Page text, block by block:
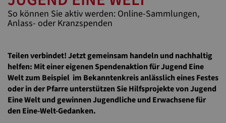
So können Sie aktiv werden: Online-Sammlungen,
Anlass- oder Kranzspenden
Teilen verbindet! Jetzt gemeinsam handeln und nachhaltig
helfen: Mit einer eigenen Spendenaktion für Jugend Eine
Welt zum Beispiel im Bekanntenkreis anlässlich eines Festes
oder in der Pfarre unterstützen Sie Hilfsprojekte von Jugend
Eine Welt und gewinnen Jugendliche und Erwachsene für
den Eine-Welt-Gedanken.